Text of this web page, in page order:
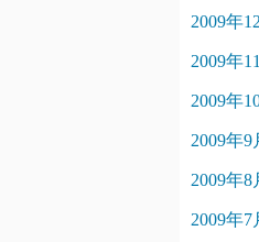
2009年
2009年
2009年
2009年9
2009年8
2009年7